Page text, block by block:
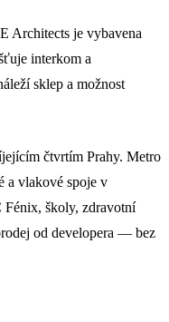
Architects je vybavena
interkom a
sklep a možnost
čtvrtím Prahy. Metro
a vlakové spoje v
školy, zdravotní
od developera — bez